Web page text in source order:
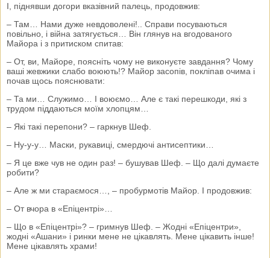
І, піднявши догори вказівний палець, продовжив:
– Там… Нами дуже невдоволені!.. Справи посуваються
повільно, і війна затягується… Він глянув на вгодованого
Майора і з притиском спитав:
– От, ви, Майоре, поясніть чому не виконуєте завдання? Чому
ваші жевжики слабо воюють!? Майор засопів, покліпав очима і
почав щось пояснювати:
– Та ми… Служимо… І воюємо… Але є такі перешкоди, які з
трудом піддаються моїм хлопцям…
– Які такі перепони? – гаркнув Шеф.
– Ну-у-у… Маски, рукавиці, смердючі антисептики…
– Я це вже чув не один раз! – бушував Шеф. – Що далі думаєте
робити?
– Але ж ми стараємося…, – пробурмотів Майор. І продовжив:
– От вчора в «Епіцентрі»…
– Що в «Епіцентрі»? – гримнув Шеф. – Жодні «Епіцентри»,
жодні «Ашани» і ринки мене не цікавлять. Мене цікавить інше!
Мене цікавлять храми!